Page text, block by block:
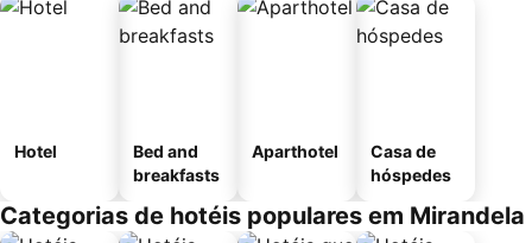
Hotel
Bed and
breakfasts
Aparthotel
Casa de
hóspedes
Categorias de hotéis populares em Mirandela